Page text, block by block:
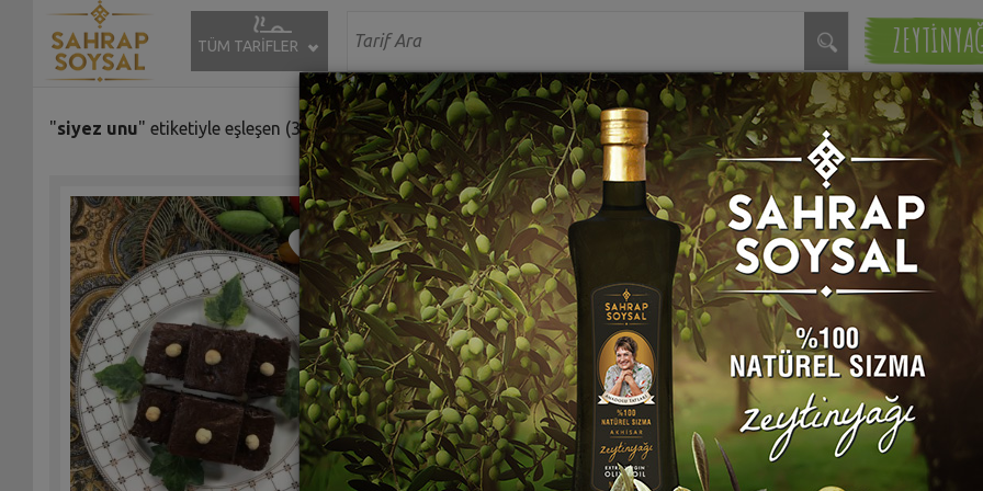
TÜM TARİFLER
"siyez unu" etiketiyle eşleşen (3) tarif bulundu.